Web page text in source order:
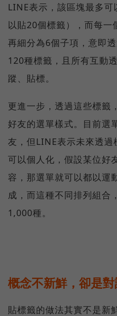
LINE表示，該區塊最多
以貼20個標籤），而每一
再細分為6個子項，意即
120種標籤，且所有互動
蹤、貼標。
更進一步，透過這些標籤
好友的選單樣式。目前選
友，但LINE表示未來透
可以個人化，假設某位好
容，那選單就可以都以運
成，而這種不同排列組合
1,000種。
概念不新鮮，卻是
貼標籤的做法其實不是新